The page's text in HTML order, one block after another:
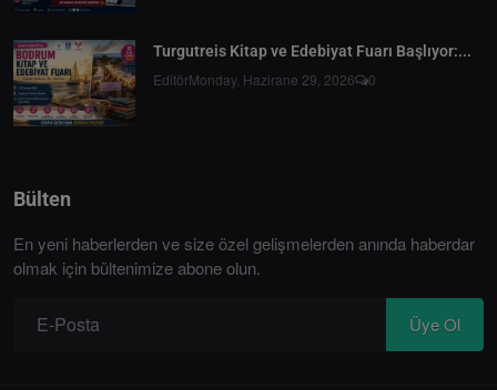
Turgutreis Kitap ve Edebiyat Fuarı Başlıyor:...
EditörMonday, Hazirane 29, 2026 0
Bülten
En yeni haberlerden ve size özel gelişmelerden anında haberdar
olmak için bültenimize abone olun.
Üye Ol